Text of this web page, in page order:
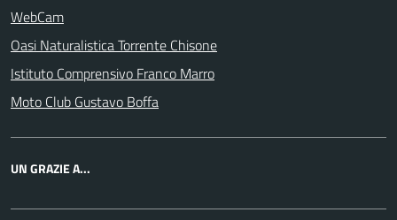
WebCam
Oasi Naturalistica Torrente Chisone
Istituto Comprensivo Franco Marro
Moto Club Gustavo Boffa
UN GRAZIE A...